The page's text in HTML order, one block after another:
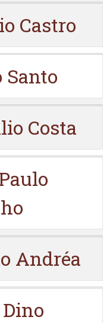
Castro
Santo
Costa
Andréa